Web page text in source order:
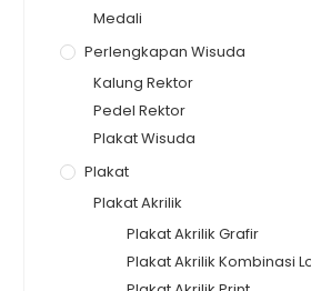
Medali
Perlengkapan Wisuda
Kalung Rektor
Pedel Rektor
Plakat Wisuda
Plakat
Plakat Akrilik
Plakat Akrilik Grafir
Plakat Akrilik Kombinasi